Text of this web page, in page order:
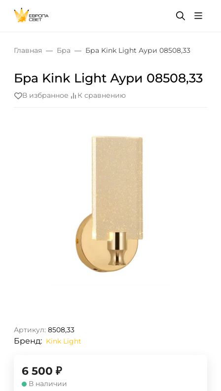
Главная Бра Бра Kink Light Аури 08508,33
Бра Kink Light Аури 08508,33
В избранное К сравнению
Артикул: 8508,33
Бренд: Kink Light
6 500 ₽
В наличии